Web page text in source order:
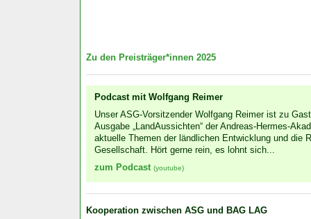
Zu den Preisträger*innen 2025
Podcast mit Wolfgang Reimer
Unser ASG-Vorsitzender Wolfgang Reimer ist zu
Ausgabe „LandAussichten“ der Andreas-Hermes-
aktuelle Themen der länd­lichen Ent­wicklung und die
Gesell­schaft. Hört gerne rein, es lohnt sich...
zum Podcast (youtube)
Kooperation zwischen ASG und BAG LAG